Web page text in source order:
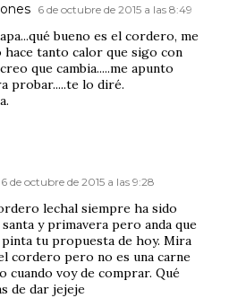
6 de octubre de 2015 a las 8:49
bueno es el cordero, me
hace tanto calor que sigo con
que cambia.....me apunto
probar.....te lo diré.
6 de octubre de 2015 a las 9:28
lechal siempre ha sido
santa y primavera pero anda que
tu propuesta de hoy. Mira
cordero pero no es una carne
cuando voy de comprar. Qué
de dar jejeje